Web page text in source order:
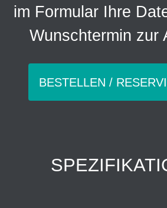
im Formular Ihre
Wunschtermin zur
BESTELLEN /